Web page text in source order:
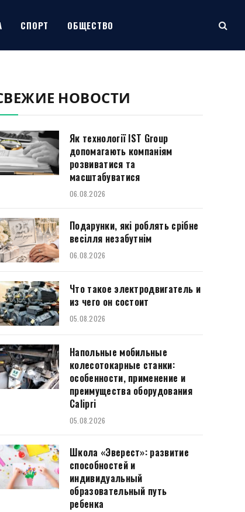
СПОРТ ОБЩЕСТВО
НОВОСТИ
Як технології IST Group
допомагають компаніям
розвиватися та
масштабуватися
06.08.2026
Подарунки, які роблять срібне
весілля незабутнім
06.08.2026
Что такое электродвигатель и
из чего он состоит
05.08.2026
Напольные мобильные
колесотокарные станки:
особенности, применение и
преимущества оборудования
Calipri
05.08.2026
Школа «Эверест»: развитие
способностей и
индивидуальный
образовательный путь
ребенка